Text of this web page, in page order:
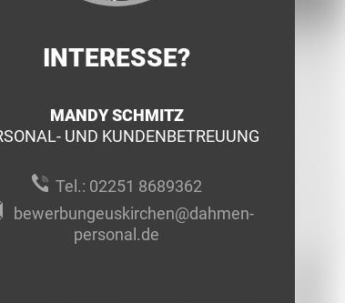
INTERESSE?
MANDY SCHMITZ
UND KUNDENBETREUUNG
Tel.: 02251 8689362
bewerbungeuskirchen@dahmen-
personal.de